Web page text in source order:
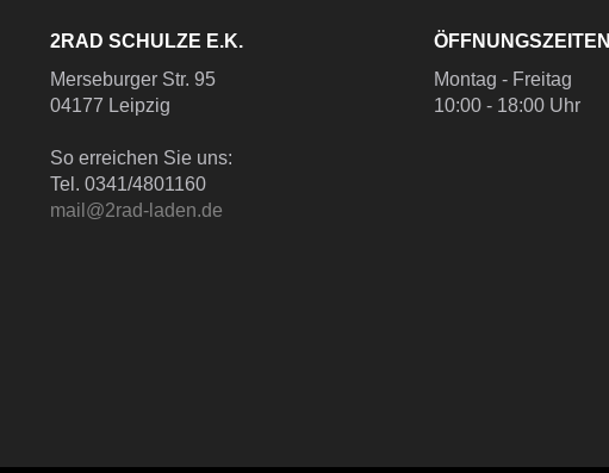
2RAD SCHULZE E.K.
Merseburger Str. 95
04177 Leipzig
So erreichen Sie uns:
Tel. 0341/4801160
mail@2rad-laden.de
ÖFFNUNGSZEITEN
Montag - Freitag
10:00 - 18:00 Uhr